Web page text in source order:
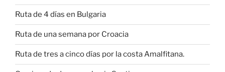
Ruta de 4 días en Bulgaria
Ruta de una semana por Croacia
Ruta de tres a cinco días por la costa Amalfitana.